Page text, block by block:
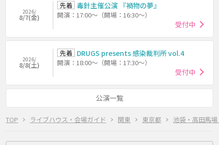
TOP ライブハウス・会場ガイド 関東 東京都 池袋・高田馬
2026/
8/7(金)
先着 毒針主催公演 『禍物の夢』
開演：17:00～（開場：16:30～）
受付中
2026/
8/8(土)
先着 DRUGS presents 感染裁判所 vol.4
開演：18:00～（開場：17:30～）
受付中
公演一覧